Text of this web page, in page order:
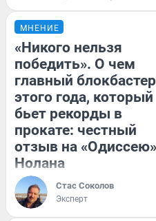
МНЕНИЕ
«Никого нельзя
победить». О чем
главный блокбастер
этого года, который
бьет рекорды в
прокате: честный
отзыв на «Одиссею»
Нолана
Стас Соколов
Эксперт